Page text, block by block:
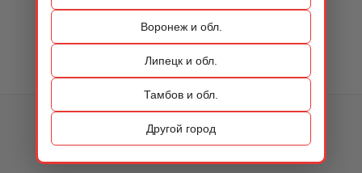
Воронеж и обл.
Липецк и обл.
Тамбов и обл.
Другой город